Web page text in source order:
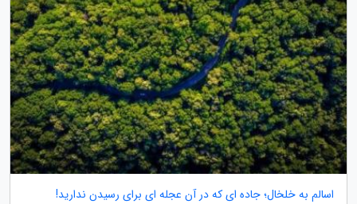
اسالم به خلخال؛ جاده ای که در آن عجله ای برای رسیدن ندارید!